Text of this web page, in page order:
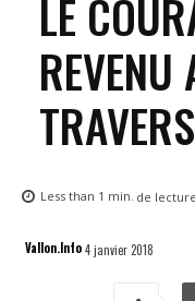
LE
REVENU
TRAVERS
Less than 1 min. de lecture
Vallon.Info4 janvier 2018